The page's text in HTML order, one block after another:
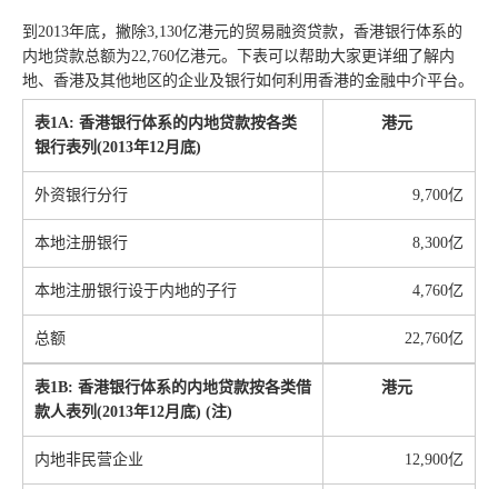
到2013年底，撇除3,130亿港元的贸易融资贷款，香港银行体系的
内地贷款总额为22,760亿港元。下表可以帮助大家更详细了解内
地、香港及其他地区的企业及银行如何利用香港的金融中介平台。
表1A: 香港银行体系的内地贷款按各类
银行表列 (2013年12月底)
港元
外资银行分行 9,700亿
本地注册银行 8,300亿
本地注册银行设于内地的子行 4,760亿
总额 22,760亿
表1B: 香港银行体系的内地贷款按各类借
款人表列 (2013年12月底) (注)
港元
内地非民营企业 12,900亿